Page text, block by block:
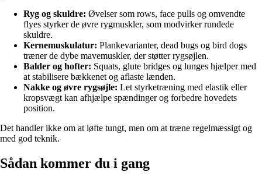
Ryg og skuldre: Øvelser som rows, face pulls og omvendte
flyes styrker de øvre rygmuskler, som modvirker rundede
skuldre.
Kernemuskulatur: Plankevarianter, dead bugs og bird dogs
træner de dybe mavemuskler, der støtter rygsøjlen.
Balder og hofter: Squats, glute bridges og lunges hjælper med
at stabilisere bækkenet og aflaste lænden.
Nakke og øvre rygsøjle: Let styrketræning med elastik eller
kropsvægt kan afhjælpe spændinger og forbedre hovedets
position.
Det handler ikke om at løfte tungt, men om at træne regelmæssigt og
med god teknik.
Sådan kommer du i gang